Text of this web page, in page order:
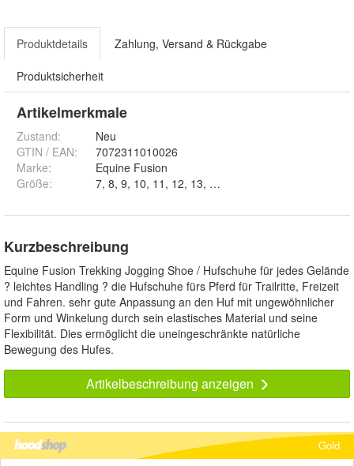
Produktdetails Zahlung, Versand & Rückgabe
Produktsicherheit
Artikelmerkmale
Zustand:
Neu
GTIN / EAN:
7072311010026
Marke:
Equine Fusion
Größe:
Kurzbeschreibung
Equine Fusion Trekking Jogging Shoe / Hufschuhe für jedes Gelände
? leichtes Handling ? die Hufschuhe fürs Pferd für Trailritte, Freizeit
und Fahren. sehr gute Anpassung an den Huf mit ungewöhnlicher
Form und Winkelung durch sein elastisches Material und seine
Flexibilität. Dies ermöglicht die uneingeschränkte natürliche
Bewegung des Hufes.
Artikelbeschreibung anzeigen
Gold